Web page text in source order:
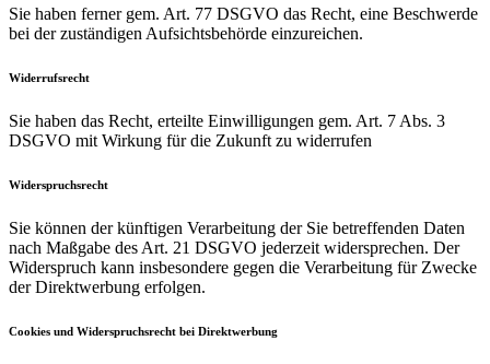
Sie haben ferner gem. Art. 77 DSGVO das Recht, eine Beschwerde
bei der zuständigen Aufsichtsbehörde einzureichen.
Widerrufsrecht
Sie haben das Recht, erteilte Einwilligungen gem. Art. 7 Abs. 3
DSGVO mit Wirkung für die Zukunft zu widerrufen
Widerspruchsrecht
Sie können der künftigen Verarbeitung der Sie betreffenden Daten
nach Maßgabe des Art. 21 DSGVO jederzeit widersprechen. Der
Widerspruch kann insbesondere gegen die Verarbeitung für Zwecke
der Direktwerbung erfolgen.
Cookies und Widerspruchsrecht bei Direktwerbung